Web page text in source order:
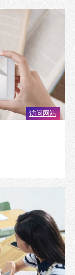
访问网站